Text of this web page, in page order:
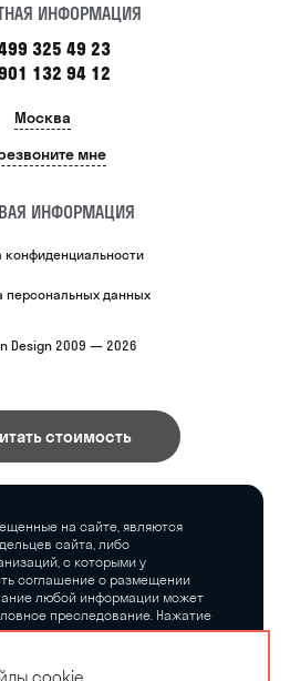
ИНФОРМАЦИЯ
325 49 23
132 94 12
Москва
мне
ИНФОРМАЦИЯ
конфиденциальности
персональных данных
Design 2009 — 2026
стоимость
на сайте, являются
сайта, либо
с которыми у
соглашение о размещении
любой информации может
преследование. Нажатие
а также последующее
обязательств.